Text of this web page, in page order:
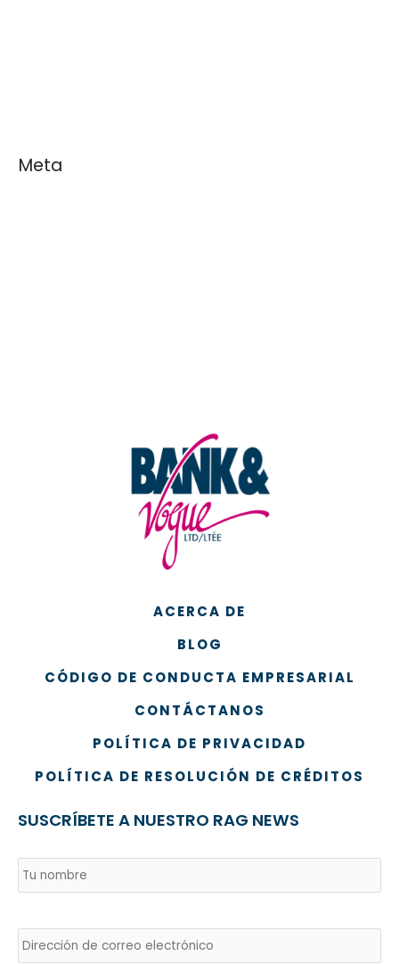
Meta
ACERCA DE
BLOG
CÓDIGO DE CONDUCTA EMPRESARIAL
CONTÁCTANOS
POLÍTICA DE PRIVACIDAD
POLÍTICA DE RESOLUCIÓN DE CRÉDITOS
SUSCRÍBETE A NUESTRO RAG NEWS
Envía
un
correo
País